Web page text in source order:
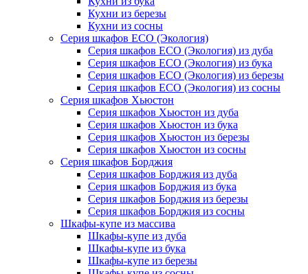
Кухни из березы
Кухни из сосны
Серия шкафов ECO (Экология)
Серия шкафов ECO (Экология) из дуба
Серия шкафов ECO (Экология) из бука
Серия шкафов ECO (Экология) из березы
Серия шкафов ECO (Экология) из сосны
Серия шкафов Хьюстон
Серия шкафов Хьюстон из дуба
Серия шкафов Хьюстон из бука
Серия шкафов Хьюстон из березы
Серия шкафов Хьюстон из сосны
Серия шкафов Борджия
Серия шкафов Борджия из дуба
Серия шкафов Борджия из бука
Серия шкафов Борджия из березы
Серия шкафов Борджия из сосны
Шкафы-купе из массива
Шкафы-купе из дуба
Шкафы-купе из бука
Шкафы-купе из березы